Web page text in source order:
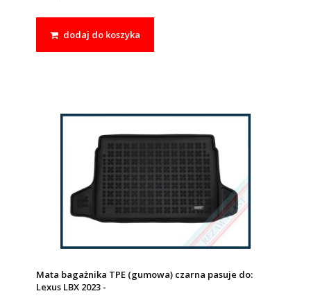
dodaj do koszyka
Mata bagażnika TPE (gumowa) czarna pasuje do:
Lexus LBX 2023 -